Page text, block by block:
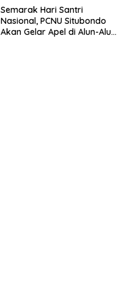
Semarak Hari Santri
Nasional, PCNU Situbondo
Akan Gelar Apel di Alun-Alun